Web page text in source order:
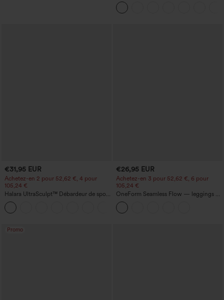
rafraîchissant au toucher - UPF50+
€31,95 EUR
Achetez-en 2 pour 52,62 €, 4 pour
105,24 €
Halara UltraSculpt™ Débardeur de sport
à col rond et ourlet arrondi
€26,95 EUR
Achetez-en 3 pour 52,62 €, 6 pour
105,24 €
OneForm Seamless Flow — leggings de
yoga sans coutures, taille mi-haute, effet
gainant pour le ventre et liftant pour les
fesses
Promo